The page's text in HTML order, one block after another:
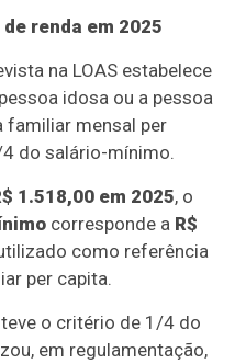
renda em 2025
na LOAS estabelece
idosa ou a pessoa
familiar mensal per
do salário-mínimo.
1.518,00 em 2025, o
corresponde a R$
como referência
per capita.
o critério de 1/4 do
em regulamentação,